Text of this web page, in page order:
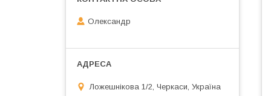
Олександр
Ложешнікова 1/2, Черкаси, Україна